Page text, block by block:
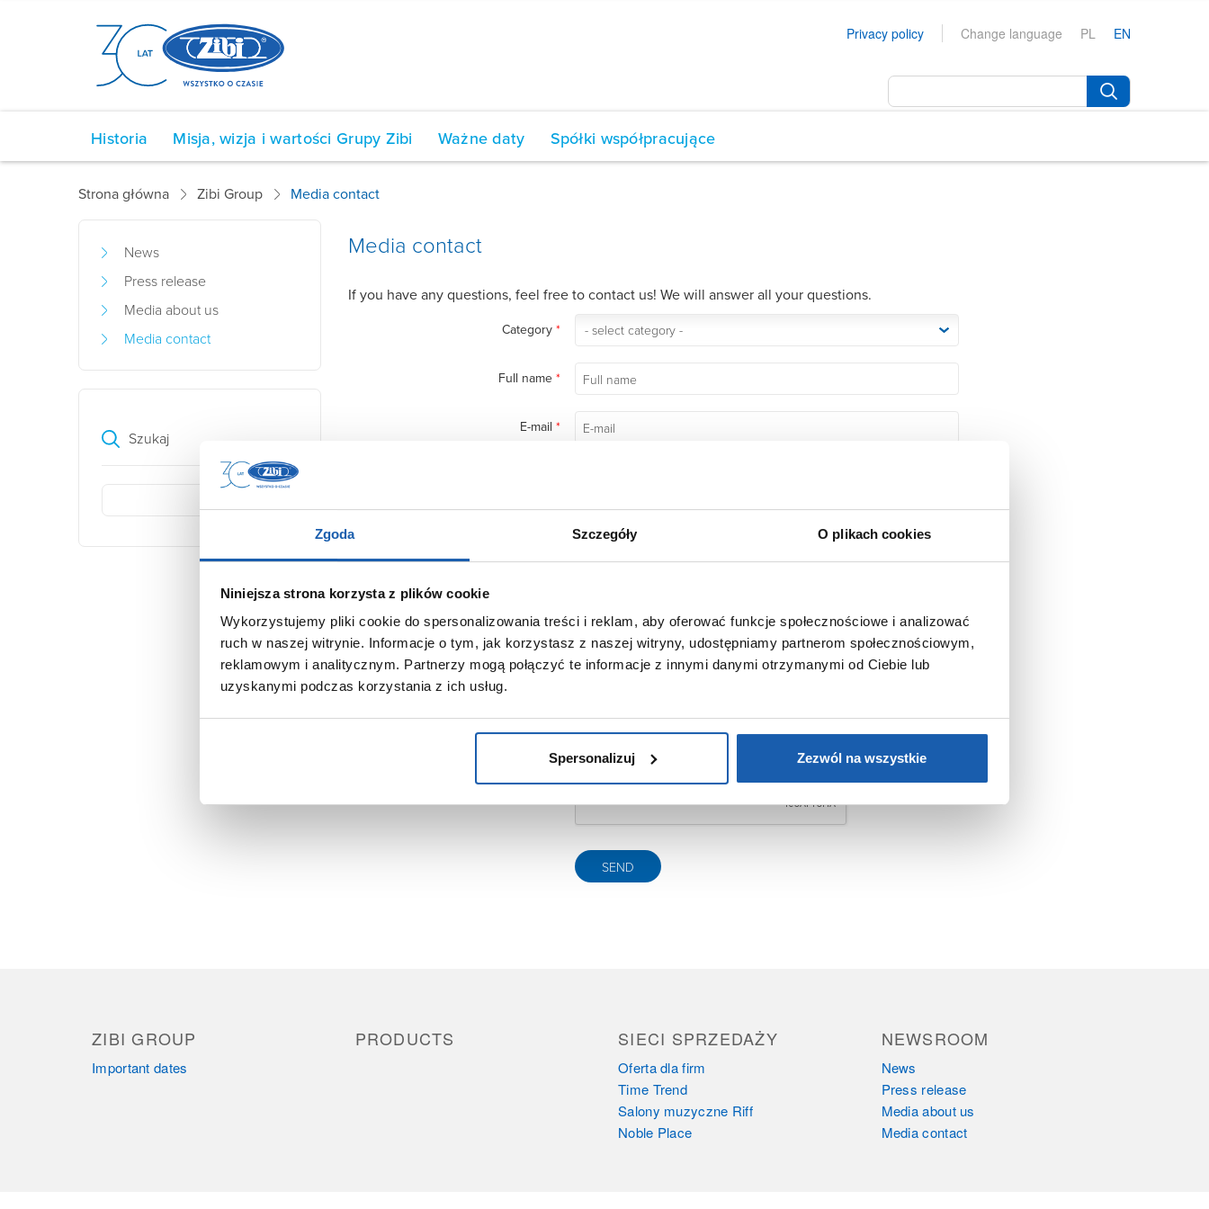
Zgoda Szczegóły O plikach cookies
Niniejsza strona korzysta z plików cookie
Wykorzystujemy pliki cookie do spersonalizowania treści i reklam, aby oferować funkcje społecznościowe i analizować
ruch w naszej witrynie. Informacje o tym, jak korzystasz z naszej witryny, udostępniamy partnerom społecznościowym,
reklamowym i analitycznym. Partnerzy mogą połączyć te informacje z innymi danymi otrzymanymi od Ciebie lub
uzyskanymi podczas korzystania z ich usług.
Spersonalizuj Zezwól na wszystkie
Privacy policy Change language PL EN
Historia Misja, wizja i wartości Grupy Zibi Ważne daty Spółki współpracujące
Strona główna Zibi Group Media contact
News
Press release
Media about us
Media contact
Szukaj
Media contact
If you have any questions, feel free to contact us! We will answer all your questions.
Category *
Full name *
E-mail *
ZIBI GROUP
Important dates
PRODUCTS SIECI SPRZEDAŻY
Oferta dla firm
Time Trend
Salony muzyczne Riff
Noble Place
NEWSROOM
News
Press release
Media about us
Media contact